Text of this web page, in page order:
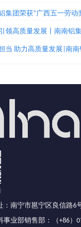
集团荣获“广西五一劳动
丨南南铝集团荣获2020年度“广西高新技术企业百强”
发展|南南铝汽车组件第一事业部家电组件工程部把
宁市邕宁区良信路6
事业部销售部：（+86）